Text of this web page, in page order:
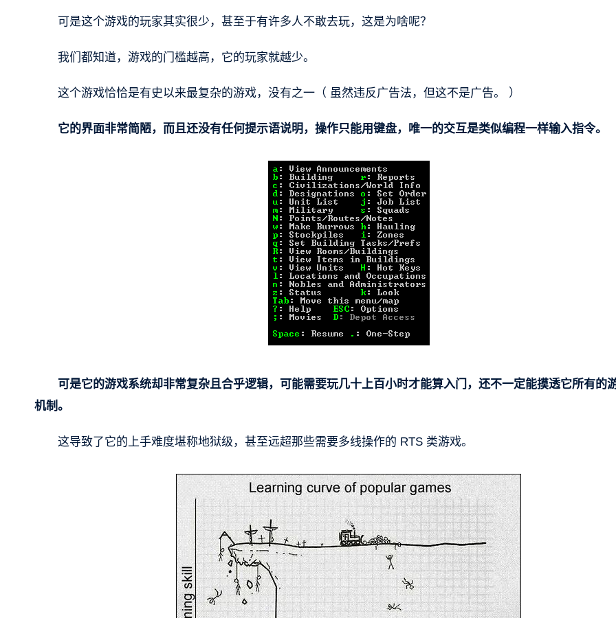
可是这个游戏的玩家其实很少，甚至于有许多人不敢去玩，这是为啥呢？
我们都知道，游戏的门槛越高，它的玩家就越少。
这个游戏恰恰是有史以来最复杂的游戏，没有之一（ 虽然违反广告法，但这不是广告。 ）
它的界面非常简陋，而且还没有任何提示语说明，操作只能用键盘，唯一的交互是类似编程一样输入指令。
可是它的游戏系统却非常复杂且合乎逻辑，可能需要玩几十上百小时才能算入门，还不一定能摸透它所有的
机制。
这导致了它的上手难度堪称地狱级，甚至远超那些需要多线操作的 RTS 类游戏。